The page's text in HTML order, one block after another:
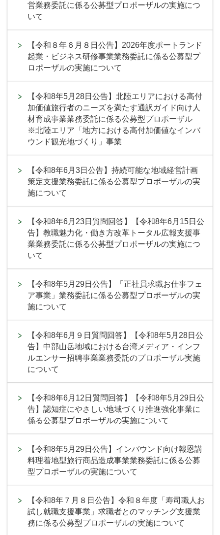
営業務委託に係る公募型プロポーザルの実施につ
いて
【令和８年６月８日公告】2026年度ポートランド
起業・ビジネス研修事業業務委託に係る公募型プ
ロポーザルの実施について
【令和8年5月28日公告】北陸エリアにおける高付
加価値旅行者のニーズを満たす通訳ガイド向け人
材育成事業業務委託に係る公募型プロポーザル
※北陸エリア「地方における高付加価値なインバ
ウンド観光地づくり」事業
【令和8年6月3日公告】持続可能な地域経営計画
策定支援業務委託に係る公募型プロポーザルの実
施について
【令和8年6月23日質問回答】【令和8年6月15日公
告】教職魅力化・働き方改革トータル広報支援事
業業務委託に係る公募型プロポーザルの実施につ
いて
【令和8年5月29日公告】「正社員求職お仕事フェ
ア事業」業務委託に係る公募型プロポーザルの実
施について
【令和8年6月９日質問回答】【令和8年5月28日公
告】中部山岳地域における台湾メディア・インフ
ルエンサー招聘事業業務委託のプロポーザル実施
について
【令和8年6月12日質問回答】【令和8年5月29日公
告】認知症にやさしい地域づくり推進強化事業に
係る公募型プロポーザルの実施について
【令和8年5月29日公告】インバウンド向け報恩講
料理着地型旅行商品造成事業業務委託に係る公募
型プロポーザルの実施について
【令和8年７月８日公告】令和８年度「寿司職人お
試し就職支援事業」求職者とのマッチング支援業
務に係る公募型プロポーザルの実施について